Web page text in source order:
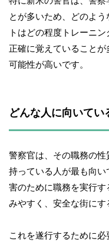
とが多いため、どのよ
トはどの程度トレーニ
正確に覚えていること
可能性が高いです。
どんな人に向いてい
警察官は、その職務の性
持っている人が最も向
害のために職務を実行
みやすく、安全な街にす
これを遂行するために